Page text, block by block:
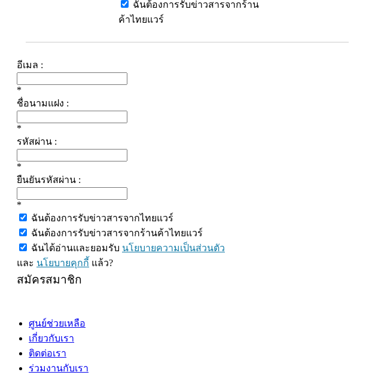
ฉันต้องการรับข่าวสารจากร้าน
ค้าไทยแวร์
อีเมล :
*
ชื่อนามแฝง :
*
รหัสผ่าน :
*
ยืนยันรหัสผ่าน :
*
ฉันต้องการรับข่าวสารจากไทยแวร์
ฉันต้องการรับข่าวสารจากร้านค้าไทยแวร์
ฉันได้อ่านและยอมรับ นโยบายความเป็นส่วนตัว
และ นโยบายคุกกี้ แล้ว?
สมัครสมาชิก
ศูนย์ช่วยเหลือ
เกี่ยวกับเรา
ติดต่อเรา
ร่วมงานกับเรา